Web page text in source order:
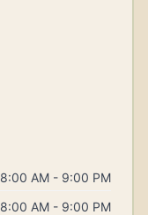
8:00 AM - 9:00 PM
8:00 AM - 9:00 PM